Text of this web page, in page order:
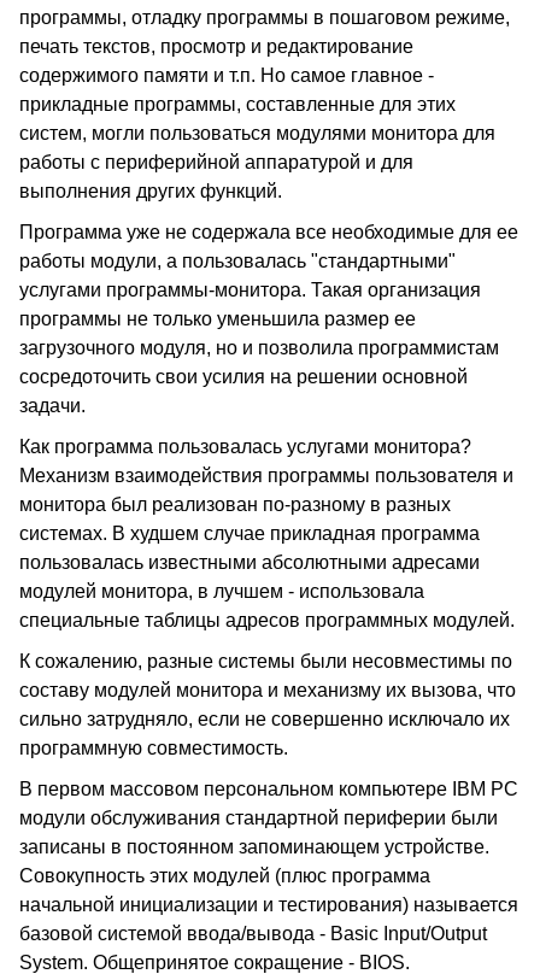
программы, отладку программы в пошаговом режиме,
печать текстов, просмотр и редактирование
содержимого памяти и т.п. Но самое главное -
прикладные программы, составленные для этих
систем, могли пользоваться модулями монитора для
работы с периферийной аппаратурой и для
выполнения других функций.
Программа уже не содержала все необходимые для ее
работы модули, а пользовалась "стандартными"
услугами программы-монитора. Такая организация
программы не только уменьшила размер ее
загрузочного модуля, но и позволила программистам
сосредоточить свои усилия на решении основной
задачи.
Как программа пользовалась услугами монитора?
Механизм взаимодействия программы пользователя и
монитора был реализован по-разному в разных
системах. В худшем случае прикладная программа
пользовалась известными абсолютными адресами
модулей монитора, в лучшем - использовала
специальные таблицы адресов программных модулей.
К сожалению, разные системы были несовместимы по
составу модулей монитора и механизму их вызова, что
сильно затрудняло, если не совершенно исключало их
программную совместимость.
В первом массовом персональном компьютере IBM PC
модули обслуживания стандартной периферии были
записаны в постоянном запоминающем устройстве.
Совокупность этих модулей (плюс программа
начальной инициализации и тестирования) называется
базовой системой ввода/вывода - Basic Input/Output
System. Общепринятое сокращение - BIOS.